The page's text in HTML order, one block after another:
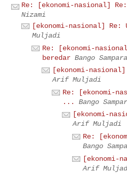
Re: [ekonomi-nasional]
Nizami
[ekonomi-nasional] Re:
Muljadi
Re: [ekonomi-
beredar Bango
[ekonomi-
Arif Muljadi
Re: [ekonomi-
...
Bango
[ekonomi-
Arif Muljadi
Re:
Bango
[ekonomi-
Arif